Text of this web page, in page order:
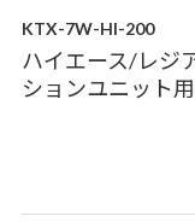
KTX-7W-HI-200
ハイエース/レジ
ションユニット